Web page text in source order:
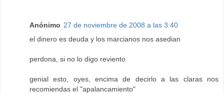
Anónimo 27 de noviembre de 2008 a las 3:40
el dinero es deuda y los marcianos nos asedian
perdona, si no lo digo reviento
genial esto, oyes, encima de decirlo a las claras nos
recomiendas el "apalancamiento"